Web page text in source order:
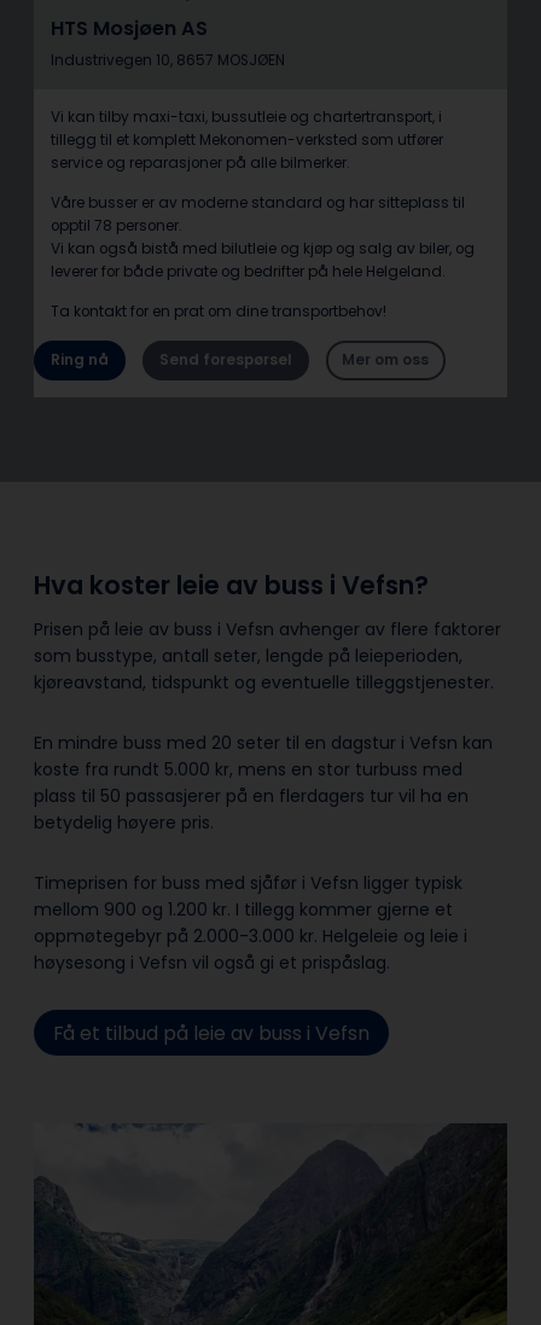
HTS Mosjøen AS
Industrivegen 10, 8657 MOSJØEN
Vi kan tilby maxi-taxi, bussutleie og chartertransport, i
tillegg til et komplett Mekonomen-verksted som utfører
service og reparasjoner på alle bilmerker.
Våre busser er av moderne standard og har sitteplass til
opptil 78 personer.
Vi kan også bistå med bilutleie og kjøp og salg av biler, og
leverer for både private og bedrifter på hele Helgeland.
Ta kontakt for en prat om dine transportbehov!
Ring nå Send forespørsel Mer om oss
Hva koster leie av buss i Vefsn?
Prisen på leie av buss i Vefsn avhenger av flere faktorer
som busstype, antall seter, lengde på leieperioden,
kjøreavstand, tidspunkt og eventuelle tilleggstjenester.
En mindre buss med 20 seter til en dagstur i Vefsn kan
koste fra rundt 5.000 kr, mens en stor turbuss med
plass til 50 passasjerer på en flerdagers tur vil ha en
betydelig høyere pris.
Timeprisen for buss med sjåfør i Vefsn ligger typisk
mellom 900 og 1.200 kr. I tillegg kommer gjerne et
oppmøtegebyr på 2.000-3.000 kr. Helgeleie og leie i
høysesong i Vefsn vil også gi et prispåslag.
Få et tilbud på leie av buss i Vefsn